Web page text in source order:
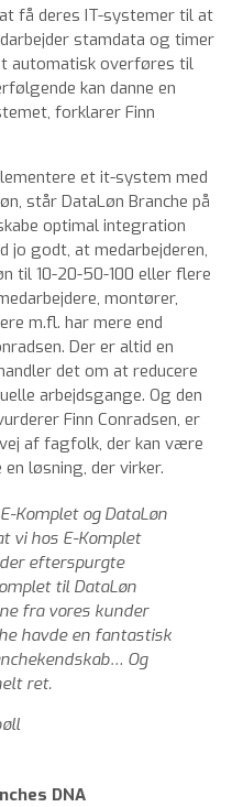
få deres IT-systemer til at
stamdata og timer
automatisk overføres til
kan danne en
forklarer Finn
et it-system med
står DataLøn Branche på
optimal integration
jo godt, at medarbejderen,
til 10-20-50-100 eller flere
montører,
m.fl. har mere end
Der er altid en
det om at reducere
arbejdsgange. Og den
Finn Conradsen, er
af fagfolk, der kan være
løsning, der virker.
Komplet og DataLøn
vi hos E-Komplet
efterspurgte
til DataLøn
fra vores kunder
havde en fantastisk
Og
ret.
DNA